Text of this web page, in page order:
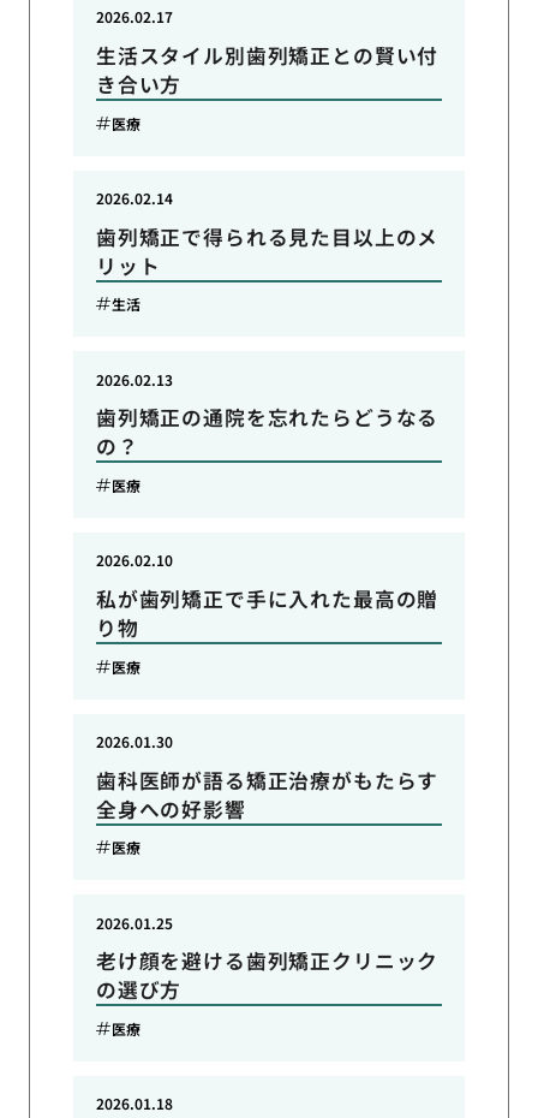
生活スタイル別歯列矯正との賢い付
き合い方
2026.02.17
医療
歯列矯正で得られる見た目以上のメ
リット
2026.02.14
生活
歯列矯正の通院を忘れたらどうなる
の？
2026.02.13
医療
私が歯列矯正で手に入れた最高の贈
り物
2026.02.10
医療
歯科医師が語る矯正治療がもたらす
全身への好影響
2026.01.30
医療
老け顔を避ける歯列矯正クリニック
の選び方
2026.01.25
医療
2026.01.18